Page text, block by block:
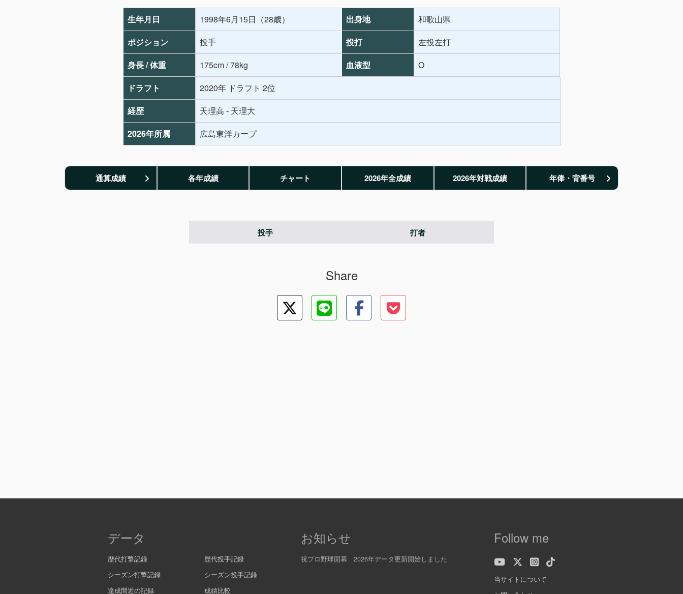
生年月日 1998年6月15日（28歳） 出身地
和歌山県
ポジション
投手 投打
左投左打
身長 / 体重
175cm / 78kg 血液型
O
ドラフト
2020年 ドラフト 2位
経歴
天理高 - 天理大
2026年所属
広島東洋カープ
通算成績 各年成績 チャート 2026年全成績 2026年対戦成績 年俸・背番号
投手 打者
Share
データ
歴代打撃記録
歴代投手記録
シーズン打撃記録
シーズン投手記録
達成間近の記録
成績比較
お知らせ
祝プロ野球開幕 2026年データ更新開始しました
Follow me
当サイトについて